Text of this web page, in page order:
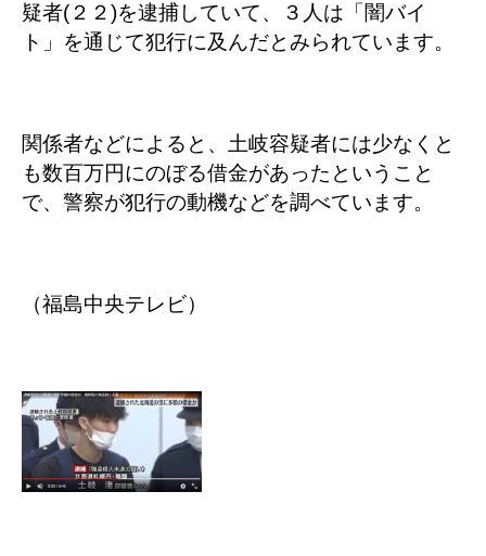
疑者(２２)を逮捕していて、３人は「闇バイ
ト」を通じて犯行に及んだとみられています。
関係者などによると、土岐容疑者には少なくと
も数百万円にのぼる借金があったということ
で、警察が犯行の動機などを調べています。
（福島中央テレビ）